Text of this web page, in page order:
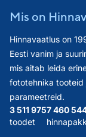
Mis on
Hinnavaatlus on
Eesti vanim ja
mis aitab leida
fototehnika tooteid
parameetreid.
3 511 975
toodet
7 460